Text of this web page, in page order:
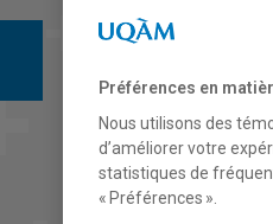
COURS
Préférences en
Nous utilisons des
d’améliorer votre
statistiques de
« Préférences ».